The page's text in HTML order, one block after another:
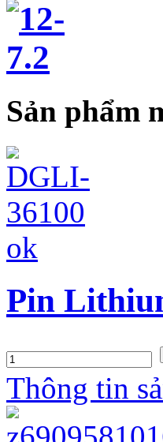
Sản phẩm
Pin
Thông tin